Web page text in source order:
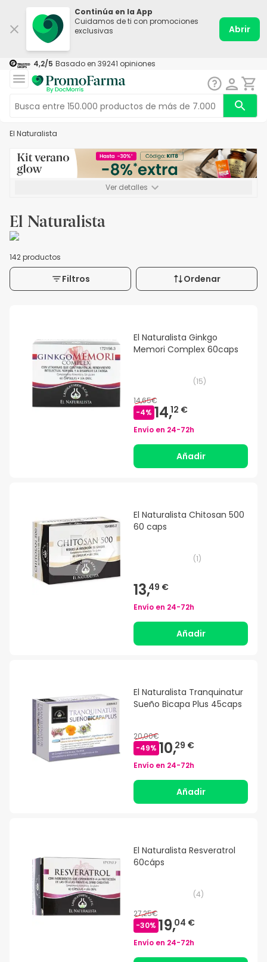
Continúa en la App
Cuidamos de ti con promociones
exclusivas
Abrir
4,2/5 Basado en 39241 opiniones
El Naturalista
Ver detalles
El Naturalista
142 productos
Filtros Ordenar
El Naturalista Ginkgo
Memori Complex 60caps
(15)
14,65€
-4% 14,12 €
Envío en 24-72h
Añadir
El Naturalista Chitosan 500
60 caps
(1)
13,49 €
Envío en 24-72h
Añadir
El Naturalista Tranquinatur
Sueño Bicapa Plus 45caps
20,00€
-49% 10,29 €
Envío en 24-72h
Añadir
El Naturalista Resveratrol
60cáps
(4)
27,25€
-30% 19,04 €
Envío en 24-72h